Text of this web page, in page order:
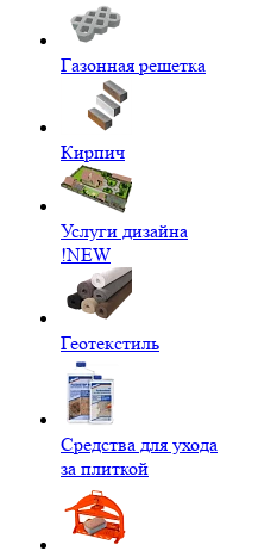
Газонная решетка
Кирпич
Услуги дизайна
!NEW
Геотекстиль
Средства для ухода
за плиткой